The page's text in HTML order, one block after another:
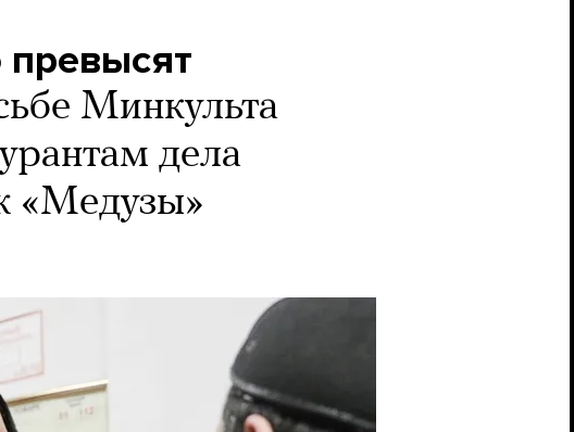
превысят
Минкульта
дела
«Медузы»